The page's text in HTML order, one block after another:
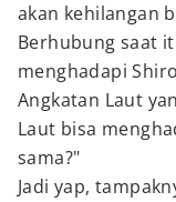
akan kehilangan
Berhubung saat
menghadapi
Angkatan Laut
Laut bisa
sama?"
Jadi yap,